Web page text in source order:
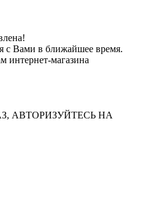
с Вами в ближайшее время.
интернет-магазина
АВТОРИЗУЙТЕСЬ НА